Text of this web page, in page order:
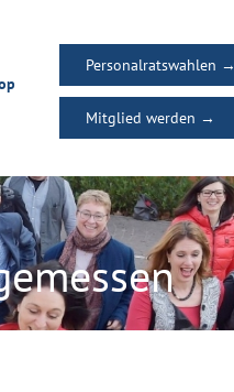
Personalratswahlen →
Mitglied werden →